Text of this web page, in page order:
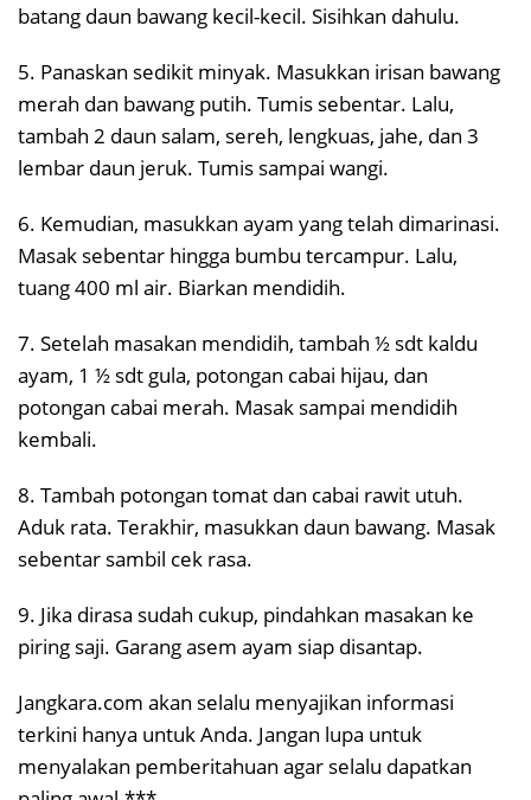
batang daun bawang kecil-kecil. Sisihkan dahulu.
5. Panaskan sedikit minyak. Masukkan irisan bawang
merah dan bawang putih. Tumis sebentar. Lalu,
tambah 2 daun salam, sereh, lengkuas, jahe, dan 3
lembar daun jeruk. Tumis sampai wangi.
6. Kemudian, masukkan ayam yang telah dimarinasi.
Masak sebentar hingga bumbu tercampur. Lalu,
tuang 400 ml air. Biarkan mendidih.
7. Setelah masakan mendidih, tambah ½ sdt kaldu
ayam, 1 ½ sdt gula, potongan cabai hijau, dan
potongan cabai merah. Masak sampai mendidih
kembali.
8. Tambah potongan tomat dan cabai rawit utuh.
Aduk rata. Terakhir, masukkan daun bawang. Masak
sebentar sambil cek rasa.
9. Jika dirasa sudah cukup, pindahkan masakan ke
piring saji. Garang asem ayam siap disantap.
Jangkara.com akan selalu menyajikan informasi
terkini hanya untuk Anda. Jangan lupa untuk
menyalakan pemberitahuan agar selalu dapatkan